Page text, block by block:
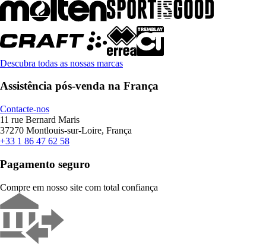
Descubra todas as nossas marcas
Assistência pós-venda na França
Contacte-nos
11 rue Bernard Maris
37270 Montlouis-sur-Loire, França
+33 1 86 47 62 58
Pagamento seguro
Compre em nosso site com total confiança